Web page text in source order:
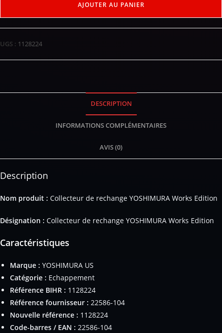
AJOUTER AU PANIER
UGS : 1128224
DESCRIPTION
INFORMATIONS COMPLÉMENTAIRES
AVIS (0)
Description
Nom produit : Collecteur de rechange YOSHIMURA Works Edition
Désignation : Collecteur de rechange YOSHIMURA Works Edition
Caractéristiques
Marque : YOSHIMURA US
Catégorie : Echappement
Référence BIHR : 1128224
Référence fournisseur : 22586-104
Nouvelle référence : 1128224
Code-barres / EAN : 22586-104